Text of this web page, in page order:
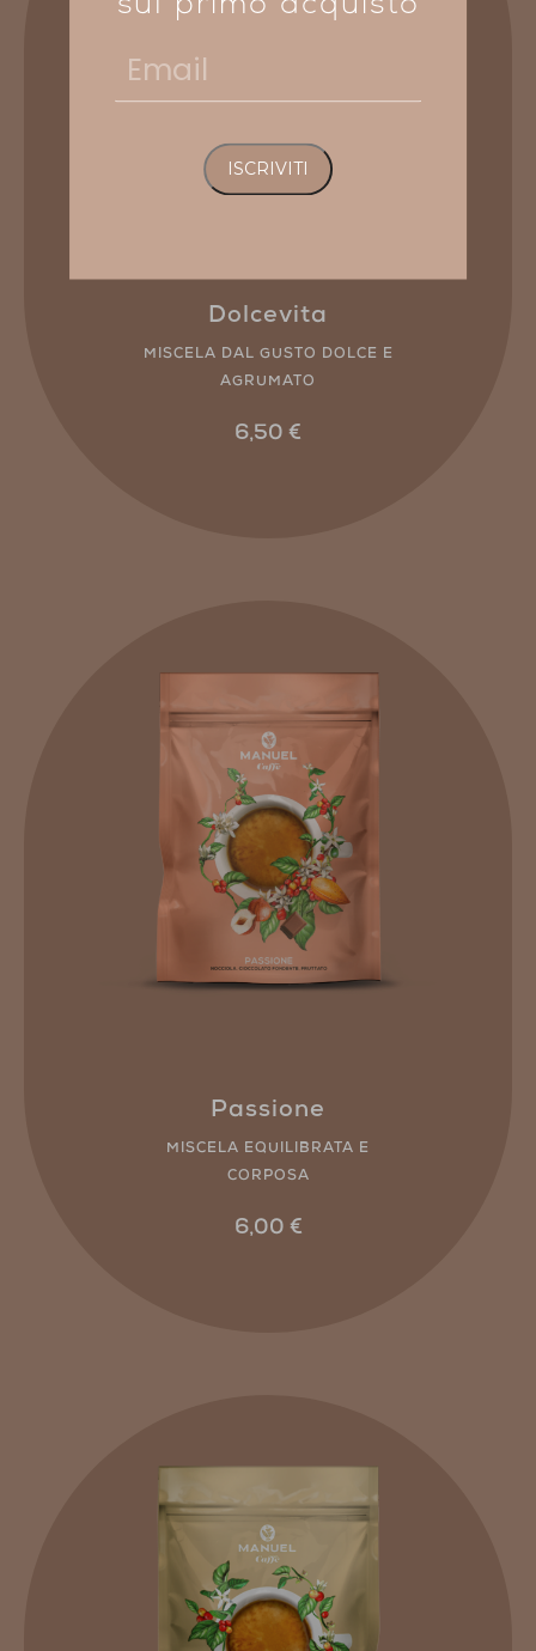
Dolcevita
MISCELA DAL GUSTO DOLCE E
AGRUMATO
6,50 €
Passione
MISCELA EQUILIBRATA E
CORPOSA
6,00 €
sul primo acquisto